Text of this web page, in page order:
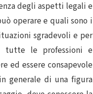
degli aspetti legali e
operare e quali sono i
sgradevoli e per
tutte le professioni e
ed essere consapevole
generale di una figura